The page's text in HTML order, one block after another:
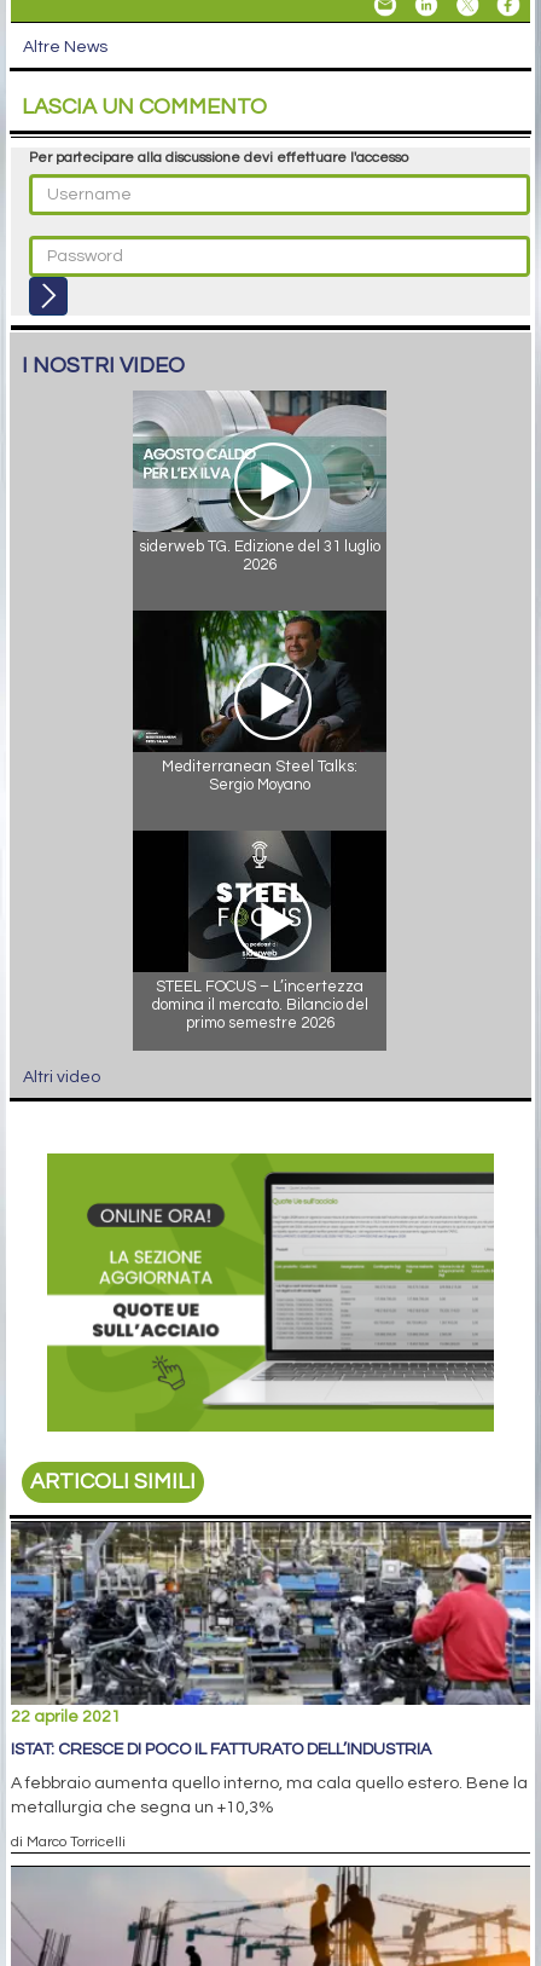
Altre News
LASCIA UN COMMENTO
Per partecipare alla discussione devi effettuare l'accesso
I NOSTRI VIDEO
siderweb TG. Edizione del 31 luglio
2026
Mediterranean Steel Talks:
Sergio Moyano
STEEL FOCUS – L’incertezza
domina il mercato. Bilancio del
primo semestre 2026
Altri video
ARTICOLI SIMILI
22 aprile 2021
ISTAT: CRESCE DI POCO IL FATTURATO DELL’INDUSTRIA
A febbraio aumenta quello interno, ma cala quello estero. Bene la
metallurgia che segna un +10,3%
di Marco Torricelli